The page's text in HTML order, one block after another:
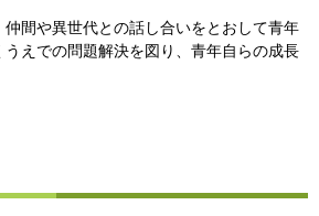
間や異世代との話し合いをとおして青年
えでの問題解決を図り、青年自らの成長